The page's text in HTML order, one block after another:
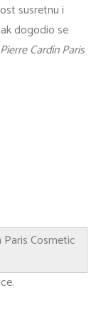
susretnu i
dogodio se
Pierre Cardin Paris
Cosmetic